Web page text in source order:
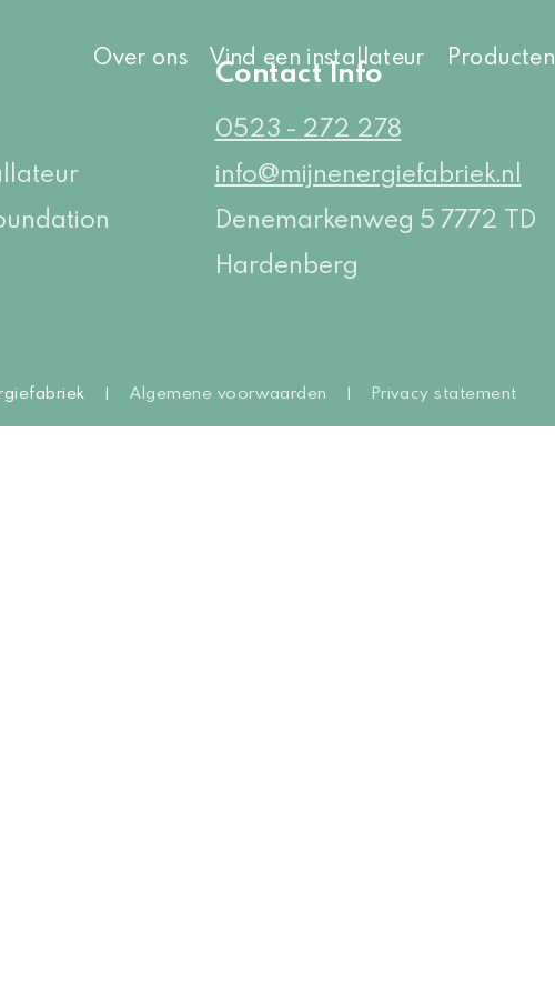
Over ons Vind een installateur Producten
Contact Info
0523 - 272 278
info@mijnenergiefabriek.nl
Denemarkenweg 5 7772 TD
Hardenberg
Algemene voorwaarden Privacy statement